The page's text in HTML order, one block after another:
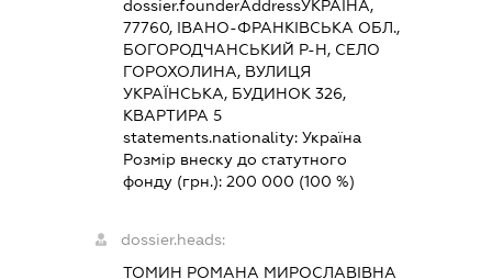
dossier.founderAddressУКРАЇНА,
77760, ІВАНО-ФРАНКІВСЬКА ОБЛ.,
БОГОРОДЧАНСЬКИЙ Р-Н, СЕЛО
ГОРОХОЛИНА, ВУЛИЦЯ
УКРАЇНСЬКА, БУДИНОК 326,
КВАРТИРА 5
statements.nationality: Україна
Розмір внеску до статутного
фонду (грн.): 200 000 (100 %)
dossier.heads:
ТОМИН РОМАНА МИРОСЛАВІВНА